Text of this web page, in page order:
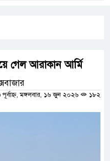
গেল আরাকান আর্মি
মঙ্গলবার, ১৬ জুন ২০২৬
১৮২